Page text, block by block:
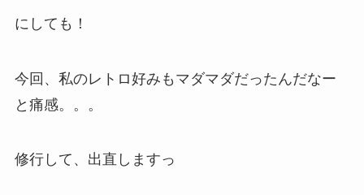
にしても！
今回、私のレトロ好みもマダマダだったんだなー
と痛感。。。
修行して、出直しますっ